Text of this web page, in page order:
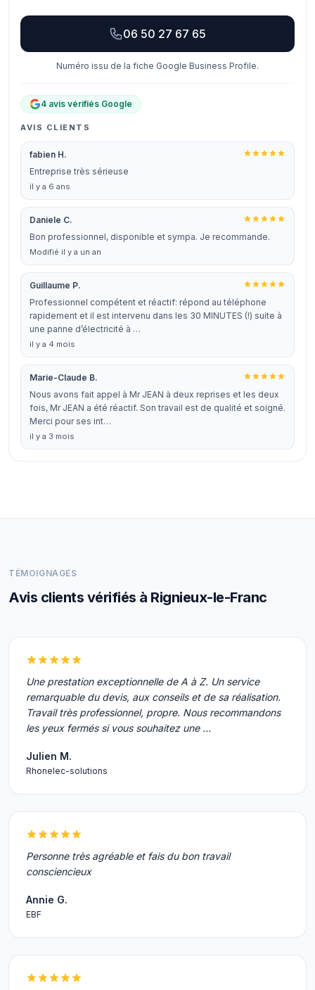
06 50 27 67 65
Numéro issu de la fiche Google Business Profile.
4 avis vérifiés Google
AVIS CLIENTS
fabien H.
Entreprise très sérieuse
il y a 6 ans
Daniele C.
Bon professionnel, disponible et sympa. Je recommande.
Modifié il y a un an
Guillaume P.
Professionnel compétent et réactif: répond au téléphone
rapidement et il est intervenu dans les 30 MINUTES (!) suite à
une panne d’électricité à …
il y a 4 mois
Marie-Claude B.
Nous avons fait appel à Mr JEAN à deux reprises et les deux
fois, Mr JEAN a été réactif. Son travail est de qualité et soigné.
Merci pour ses int…
il y a 3 mois
TÉMOIGNAGES
Avis clients vérifiés à Rignieux-le-Franc
Une prestation exceptionnelle de A à Z. Un service
remarquable du devis, aux conseils et de sa réalisation.
Travail très professionnel, propre. Nous recommandons
les yeux fermés si vous souhaitez une …
Julien M.
Rhonelec-solutions
Personne très agréable et fais du bon travail
consciencieux
Annie G.
EBF